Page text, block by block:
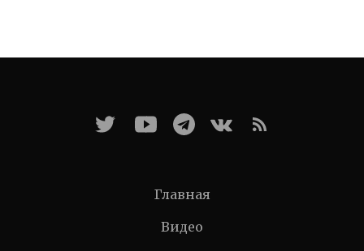
Главная
Видео